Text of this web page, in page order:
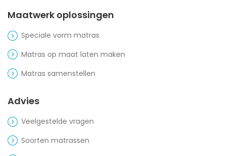
Maatwerk oplossingen
Speciale vorm matras
Matras op maat laten maken
Matras samenstellen
Advies
Veelgestelde vragen
Soorten matrassen